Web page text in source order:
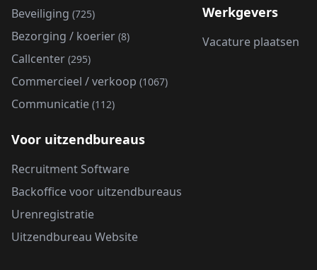
Beveiliging (725)
Bezorging / koerier (8)
Callcenter (295)
Commercieel / verkoop (1067)
Communicatie (112)
Werkgevers
Vacature plaatsen
Voor uitzendbureaus
Recruitment Software
Backoffice voor uitzendbureaus
Urenregistratie
Uitzendbureau Website